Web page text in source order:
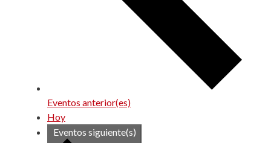
Eventos anterior(es)
Hoy
Eventos siguiente(s)